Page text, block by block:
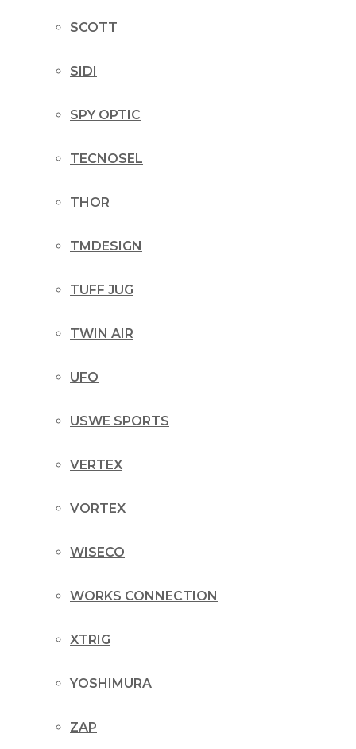
SCOTT
SIDI
SPY OPTIC
TECNOSEL
THOR
TMDESIGN
TUFF JUG
TWIN AIR
UFO
USWE SPORTS
VERTEX
VORTEX
WISECO
WORKS CONNECTION
XTRIG
YOSHIMURA
ZAP